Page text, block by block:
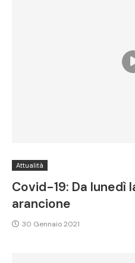
Attualità
Covid-19: Da lunedì
arancione
30 Gennaio 2021